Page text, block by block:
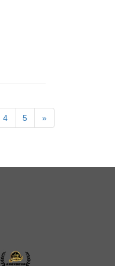
4 5 »